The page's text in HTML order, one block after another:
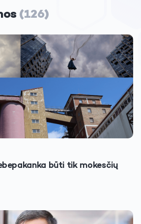
(126)
būti tik mokesčių